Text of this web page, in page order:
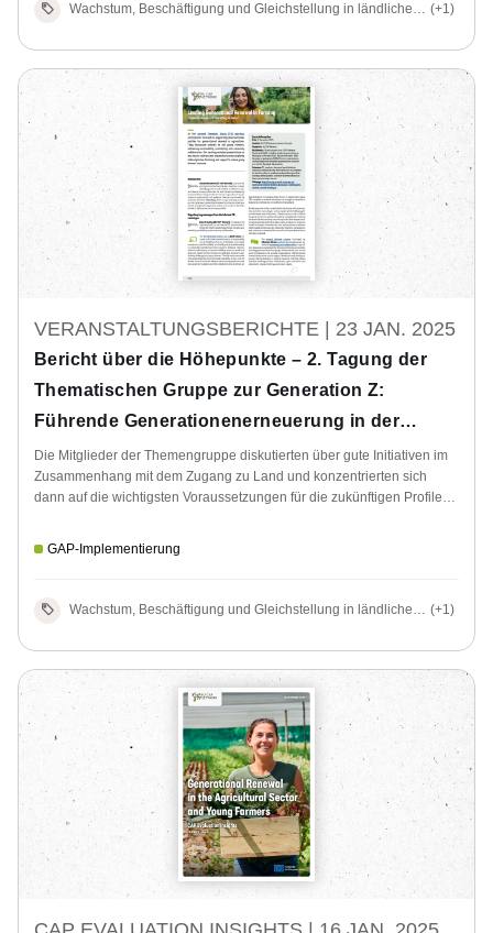
Wachstum, Beschäftigung und Gleichstellung in ländlichen
(+1)
VERANSTALTUNGSBERICHTE | 23 JAN. 2025
Bericht über die Höhepunkte – 2. Tagung der
Thematischen Gruppe zur Generation Z:
Führende Generationenerneuerung in der
Landwirtschaft
Die Mitglieder der Themengruppe diskutierten über gute Initiativen im
Zusammenhang mit dem Zugang zu Land und konzentrierten sich
dann auf die wichtigsten Voraussetzungen für die zukünftigen Profile
Empfehlungen zur Förderung des Generationswechsels.
GAP-Implementierung
Wachstum, Beschäftigung und Gleichstellung in ländlichen
(+1)